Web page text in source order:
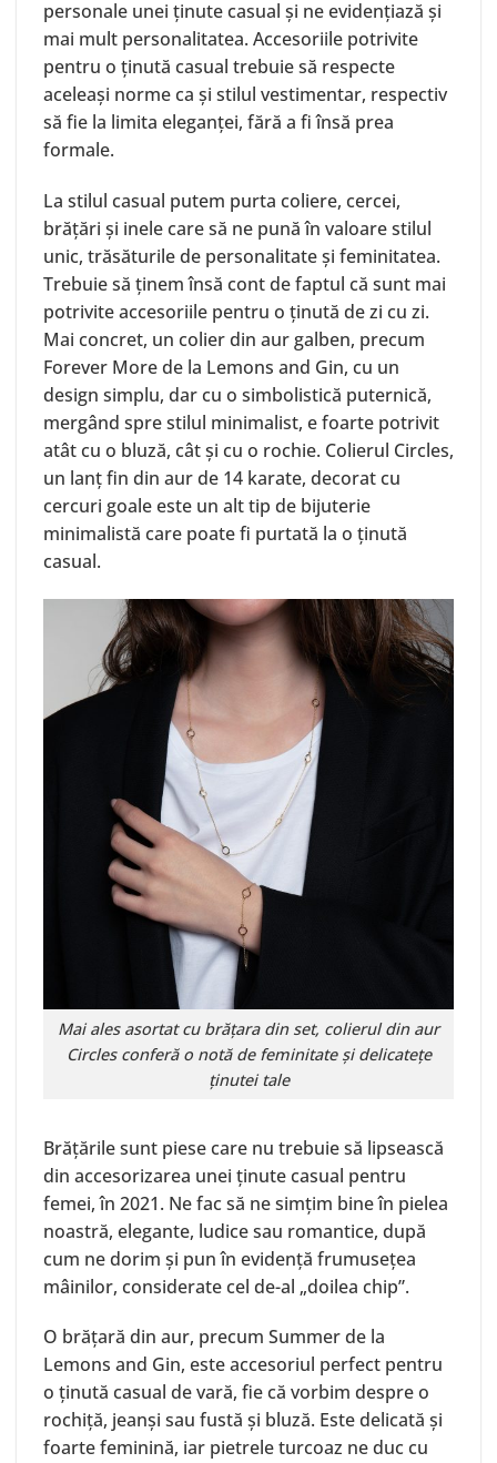
personale unei ținute casual și ne evidențiază și
mai mult personalitatea. Accesoriile potrivite
pentru o ținută casual trebuie să respecte
aceleași norme ca și stilul vestimentar, respectiv
să fie la limita eleganței, fără a fi însă prea
formale.
La stilul casual putem purta coliere, cercei,
brățări și inele care să ne pună în valoare stilul
unic, trăsăturile de personalitate și feminitatea.
Trebuie să ținem însă cont de faptul că sunt mai
potrivite accesoriile pentru o ținută de zi cu zi.
Mai concret, un colier din aur galben, precum
Forever Morede la Lemons and Gin, cu un
design simplu, dar cu o simbolistică puternică,
mergând spre stilul minimalist, e foarte potrivit
atât cu o bluză, cât și cu o rochie. Colierul Circles,
un lanț fin din aur de 14 karate, decorat cu
cercuri goale este un alt tip de bijuterie
minimalistă care poate fi purtată la o ținută
casual.
Mai ales asortat cu brățara din set, colierul din aur
Circlesconferă o notă de feminitate și delicatețe
ținutei tale
Brățările sunt piese care nu trebuie să lipsească
din accesorizarea unei ținute casual pentru
femei, în 2021. Ne fac să ne simțim bine în pielea
noastră, elegante, ludice sau romantice, după
cum ne dorim și pun în evidență frumusețea
mâinilor, considerate cel de-al „doilea chip”.
O brățară din aur, precum Summerde la
Lemons and Gin, este accesoriul perfect pentru
o ținută casual de vară, fie că vorbim despre o
rochiță, jeanși sau fustă și bluză. Este delicată și
foarte feminină, iar pietrele turcoaz ne duc cu